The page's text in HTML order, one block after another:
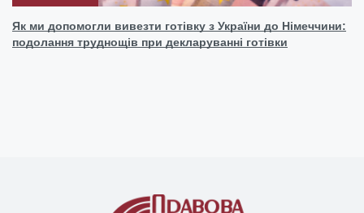
Як ми допомогли вивезти готівку з України до Німеччини:
подолання труднощів при декларуванні готівки